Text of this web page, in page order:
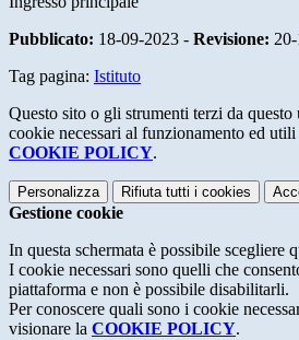
Pubblicato: 18-09-2023 - Revisione:
Tag pagina: Istituto
Questo sito o gli strumenti terzi da
cookie necessari al funzionamento ed
COOKIE POLICY.
Personalizza Rifiuta tutti i cookies
Gestione cookie
In questa schermata è possibile scegliere
I cookie necessari sono quelli che
piattaforma e non è possibile disabilitarli.
Per conoscere quali sono i cookie
visionare la COOKIE POLICY.